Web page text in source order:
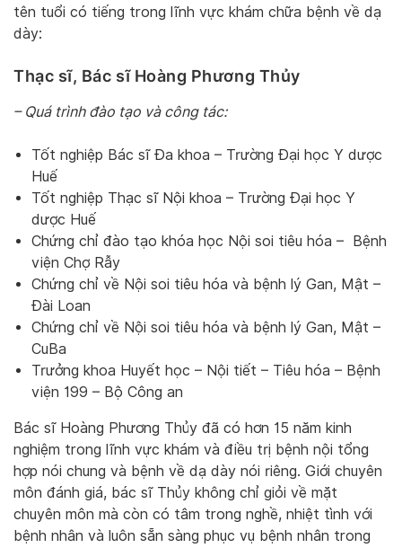
tên tuổi có tiếng trong lĩnh vực khám chữa bệnh về dạ
dày:
Thạc sĩ, Bác sĩ Hoàng Phương Thủy
– Quá trình đào tạo và công tác:
Tốt nghiệp Bác sĩ Đa khoa – Trường Đại học Y dược
Huế
Tốt nghiệp Thạc sĩ Nội khoa – Trường Đại học Y
dược Huế
Chứng chỉ đào tạo khóa học Nội soi tiêu hóa – Bệnh
viện Chợ Rẫy
Chứng chỉ về Nội soi tiêu hóa và bệnh lý Gan, Mật –
Đài Loan
Chứng chỉ về Nội soi tiêu hóa và bệnh lý Gan, Mật –
CuBa
Trưởng khoa Huyết học – Nội tiết – Tiêu hóa – Bệnh
viện 199 – Bộ Công an
Bác sĩ Hoàng Phương Thủy đã có hơn 15 năm kinh
nghiệm trong lĩnh vực khám và điều trị bệnh nội tổng
hợp nói chung và bệnh về dạ dày nói riêng. Giới chuyên
môn đánh giá, bác sĩ Thủy không chỉ giỏi về mặt
chuyên môn mà còn có tâm trong nghề, nhiệt tình với
bệnh nhân và luôn sẵn sàng phục vụ bệnh nhân trong